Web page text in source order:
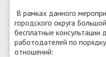
В рамках данного
городского округа
бесплатные консультации
работодателей по
отношений: